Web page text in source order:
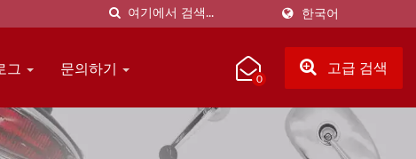
한국어
그 문의하기
0
고급 검색